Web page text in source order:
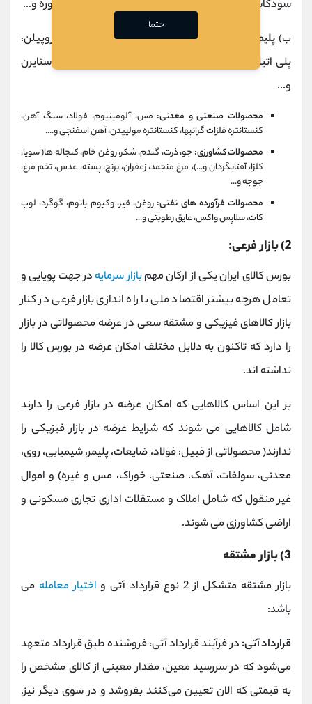
سودکاستیک، ارتوزایلن، منواتیل گلایکول، اسیداستیک، اوره و...
ب)پلیمری:
پلی اتیلن سنگین، پلی ویتیل کلراید، پلی پروپیلن،
پلی اتیلن ترفتالات، پلی اتیلن سبک، پلی پروپیلن، پلی استایرن
و...
محصولات صنعتی و معدنی: مس، آلومینیوم، فولاد، سنگ آهن،
کنستانتره فلزات گرانبها، کنستانتره مولییدن، آهن اسفنجی و....
محصولات کشاورزی: جو، ذرت، گندم، شکر، روغن خام، کنجاله ها( سویا،
کلزا، آفتابگردان و...)، مرغ منجمد، زعفران، برنج، پسته، عدس، تخم مرغ،
جوجه و...
محصولات فرآورده های نفتی: روغن، قیر، وکیوم باتوم، گوگرد، لوب
کات، سلاپس واکس، عایق رطوبتی و...
2) بازار فرعی:
بورس کالای ایران یکی از ارکان مهمبازار سرمایه در جهت پویایی و
تعامل هرچه بیشتر اقتصاد ملی با راه اندازی بازار فرعی در کنار
بازار کالاهای فیزیکی و مشتقه سعی در عرضه محصولاتی در بازار
را دارد که تاکنون به دلایل مختلف امکان عرضه در بورس کالا را
نداشته اند.
بر این اساس کالاهایی که امکان عرضه در بازار فرعی را دارند
شامل کالاهایی می شوند که شرایط عرضه در بازار فیزیکی را
ندارند( محصولاتی از قبیل: فولاد، ضایعات، پلیمر، شیمیایی، روی،
معدنی، سولفات، آهک، صنعتی، خوراک، مس و غیره) و اموال
غیر منقول که شامل املاک و مستقلات اداری تجاری مسکونی و
اراضی کشاورزی می شوند.
3) بازار مشتقه
بازار مشتقه متشکل از 2 نوع قرارداد آتی و اختیار معامله می
باشد:
قرارداد آتی: در فرآیند قرارداد آتی، فروشنده طبق قرارداد متعهد
می‌شود که در سررسید معین، مقدار معینی از کالای مشخص را
به قیمتی که الان تعیین می‌کنند بفروشد و در سوی دیگر نیز،
حتما